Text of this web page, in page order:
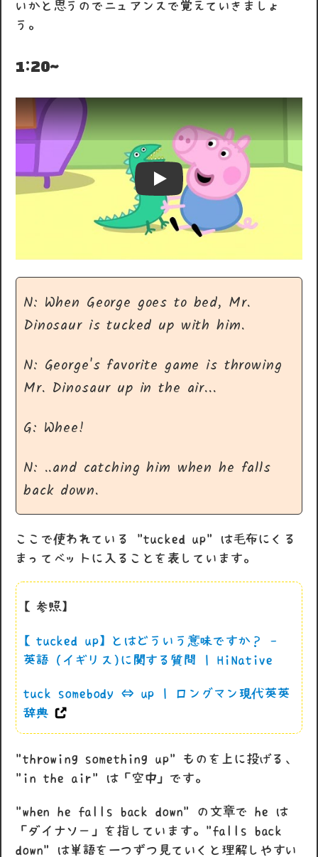
いかと思うのでニュアンスで覚えていきましょ
う。
1:20~
Play
N: When George goes to bed, Mr.
Dinosaur is tucked up with him.
N: George's favorite game is throwing
Mr. Dinosaur up in the air...
G: Whee!
N: ..and catching him when he falls
back down.
ここで使われている "tucked up" は毛布にくる
まってベットに入ることを表しています。
【参照】
【tucked up】とはどういう意味ですか？ -
英語 (イギリス)に関する質問 | HiNative
tuck somebody ⇔ up | ロングマン現代英英
辞典
"throwing something up" ものを上に投げる、
"in the air" は「空中」です。
"when he falls back down" の文章で he は
「ダイナソー」を指しています。"falls back
down" は単語を一つずつ見ていくと理解しやすい